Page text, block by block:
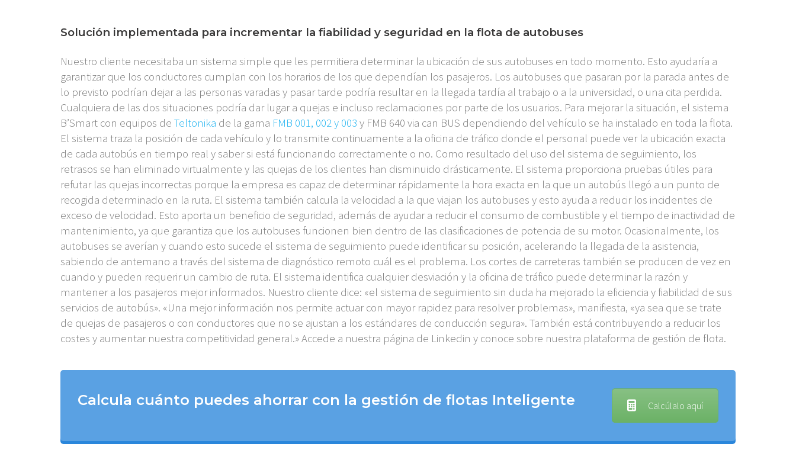
Solución implementada para incrementar la fiabilidad y seguridad en la flota de autobuses
Nuestro cliente necesitaba un sistema simple que les permitiera determinar la ubicación de sus autobuses en todo momento. Esto ayudaría a
garantizar que los conductores cumplan con los horarios de los que dependían los pasajeros. Los autobuses que pasaran por la parada antes de
lo previsto podrían dejar a las personas varadas y pasar tarde podría resultar en la llegada tardía al trabajo o a la universidad, o una cita perdida.
Cualquiera de las dos situaciones podría dar lugar a quejas e incluso reclamaciones por parte de los usuarios. Para mejorar la situación, el sistema
B’Smart con equipos de Teltonika de la gama FMB 001, 002 y 003 y FMB 640 via can BUS dependiendo del vehículo se ha instalado en toda la flota.
El sistema traza la posición de cada vehículo y lo transmite continuamente a la oficina de tráfico donde el personal puede ver la ubicación exacta
de cada autobús en tiempo real y saber si está funcionando correctamente o no. Como resultado del uso del sistema de seguimiento, los
retrasos se han eliminado virtualmente y las quejas de los clientes han disminuido drásticamente. El sistema proporciona pruebas útiles para
refutar las quejas incorrectas porque la empresa es capaz de determinar rápidamente la hora exacta en la que un autobús llegó a un punto de
recogida determinado en la ruta. El sistema también calcula la velocidad a la que viajan los autobuses y esto ayuda a reducir los incidentes de
exceso de velocidad. Esto aporta un beneficio de seguridad, además de ayudar a reducir el consumo de combustible y el tiempo de inactividad de
mantenimiento, ya que garantiza que los autobuses funcionen bien dentro de las clasificaciones de potencia de su motor. Ocasionalmente, los
autobuses se averían y cuando esto sucede el sistema de seguimiento puede identificar su posición, acelerando la llegada de la asistencia,
sabiendo de antemano a través del sistema de diagnóstico remoto cuál es el problema. Los cortes de carreteras también se producen de vez en
cuando y pueden requerir un cambio de ruta. El sistema identifica cualquier desviación y la oficina de tráfico puede determinar la razón y
mantener a los pasajeros mejor informados. Nuestro cliente dice: «el sistema de seguimiento sin duda ha mejorado la eficiencia y fiabilidad de sus
servicios de autobús». «Una mejor información nos permite actuar con mayor rapidez para resolver problemas», manifiesta, «ya sea que se trate
de quejas de pasajeros o con conductores que no se ajustan a los estándares de conducción segura». También está contribuyendo a reducir los
costes y aumentar nuestra competitividad general.» Accede a nuestra página de Linkedin y conoce sobre nuestra plataforma de gestión de flota.
Calcula cuánto puedes ahorrar con la gestión de flotas Inteligente Calcúlalo aquí